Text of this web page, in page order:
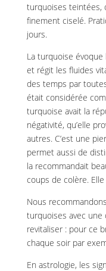
turquoises teintées,
finement ciselé.
jours.
La turquoise évoque
et régit les fluides
des temps par
était considérée
turquoise avait la
négativité, qu’elle
autres. C’est une
permet aussi de
la recommandait
coups de colère.
Nous
turquoises avec une
revitaliser : pour ce
chaque soir par
En astrologie, les